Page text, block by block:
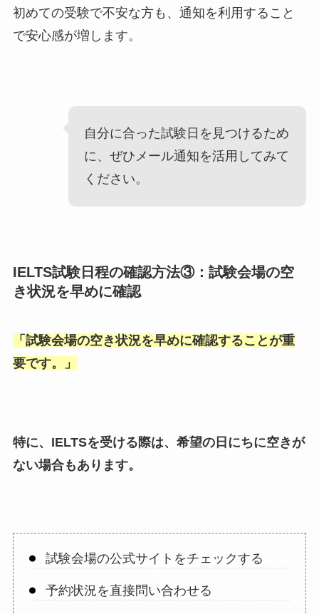
初めての受験で不安な方も、通知を利用すること
で安心感が増します。
自分に合った試験日を見つけるため
に、ぜひメール通知を活用してみて
ください。
IELTS試験日程の確認方法③：試験会場の空
き状況を早めに確認
「 試験会場の空き状況を早めに確認することが重
要です。
」
特に、IELTSを受ける際は、希望の日にちに空きが
ない場合もあります。
試験会場の公式サイトをチェックする
予約状況を直接問い合わせる